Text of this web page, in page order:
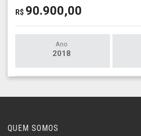
R$ 90.900,00
Ano
2018
QUEM SOMOS